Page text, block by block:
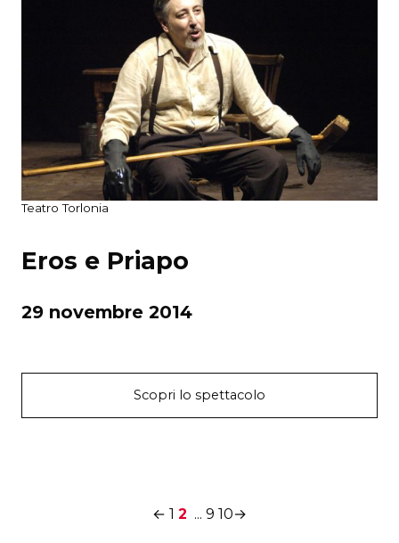
Teatro Torlonia
Eros e Priapo
29 novembre 2014
Scopri lo spettacolo
← 1 2 ... 9 10→